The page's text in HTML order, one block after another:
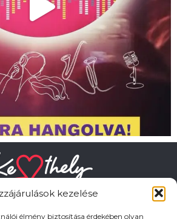
kezelése
élmény biztosítása érdekében olyan